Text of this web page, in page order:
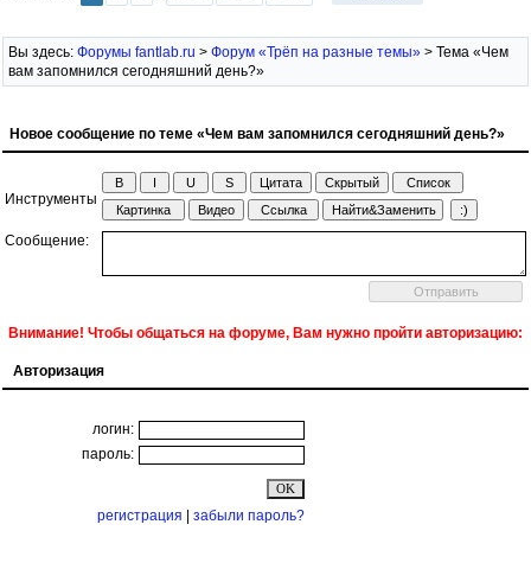
Вы здесь: Форумы fantlab.ru > Форум «Трёп на разные темы» > Тема «Чем
вам запомнился сегодняшний день?»
Новое сообщение по теме «Чем вам запомнился сегодняшний день?»
Инструменты
Сообщение:
Внимание! Чтобы общаться на форуме, Вам нужно пройти авторизацию:
Авторизация
логин:
пароль:
регистрация | забыли пароль?